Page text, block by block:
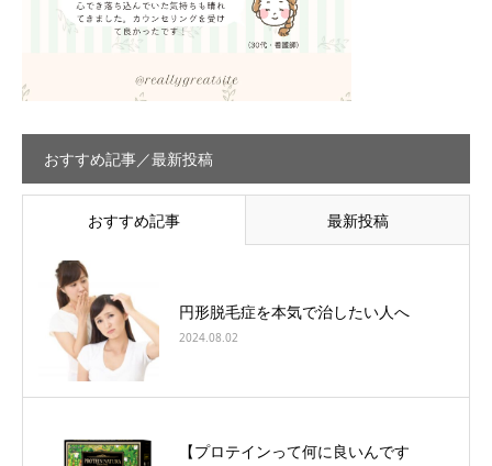
おすすめ記事／最新投稿
おすすめ記事 最新投稿
円形脱毛症を本気で治したい人へ
2024.08.02
【プロテインって何に良いんです